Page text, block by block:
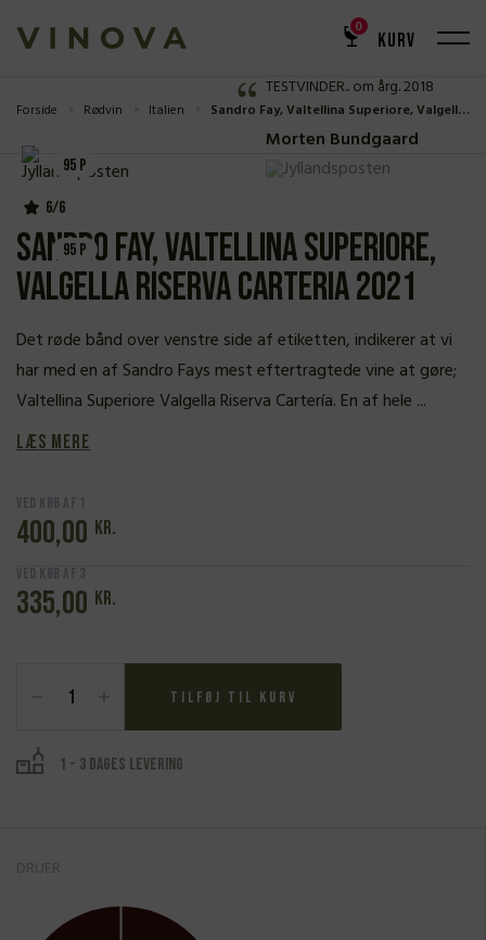
KURV
0
Forside Rødvin Italien Sandro Fay, Valtellina Superiore, Valgella Riserva Carteria 2021
95 P
6/6
95 P
ANMELDELSE
TESTVINDER.. om årg. 2018
Morten Bundgaard
Sandro Fay, Valtellina Superiore,
Valgella Riserva Carteria 2021
Det røde bånd over venstre side af etiketten, indikerer at vi
har med en af Sandro Fays mest eftertragtede vine at gøre;
Valtellina Superiore Valgella Riserva Cartería. En af hele ...
Læs mere
400,00 kr.
335,00 kr.
Valgella
Riserva
Tilføj til kurv
1 - 3 dages levering